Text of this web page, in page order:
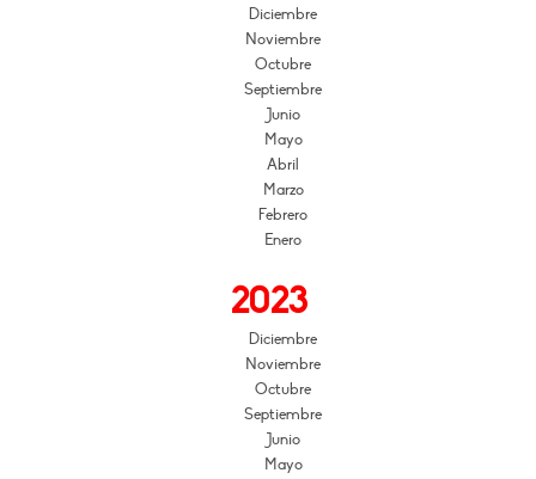
Diciembre
Noviembre
Octubre
Septiembre
Junio
Mayo
Abril
Marzo
Febrero
Enero
2023
Diciembre
Noviembre
Octubre
Septiembre
Junio
Mayo